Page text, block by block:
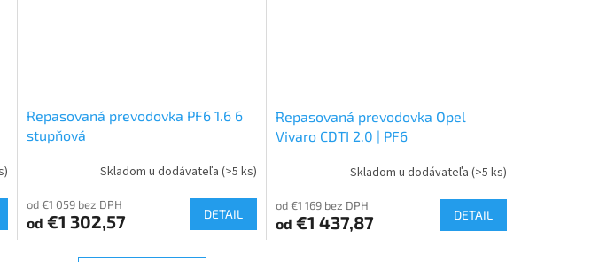
Repasovaná prevodovka PF6 1.6 6
stupňová
Skladom u dodávateľa (>5 ks)
od €1 059 bez DPH
od €1 302,57 DETAIL
Repasovaná prevodovka Opel
Vivaro CDTI 2.0 | PF6
Skladom u dodávateľa (>5 ks)
od €1 169 bez DPH
od €1 437,87 DETAIL